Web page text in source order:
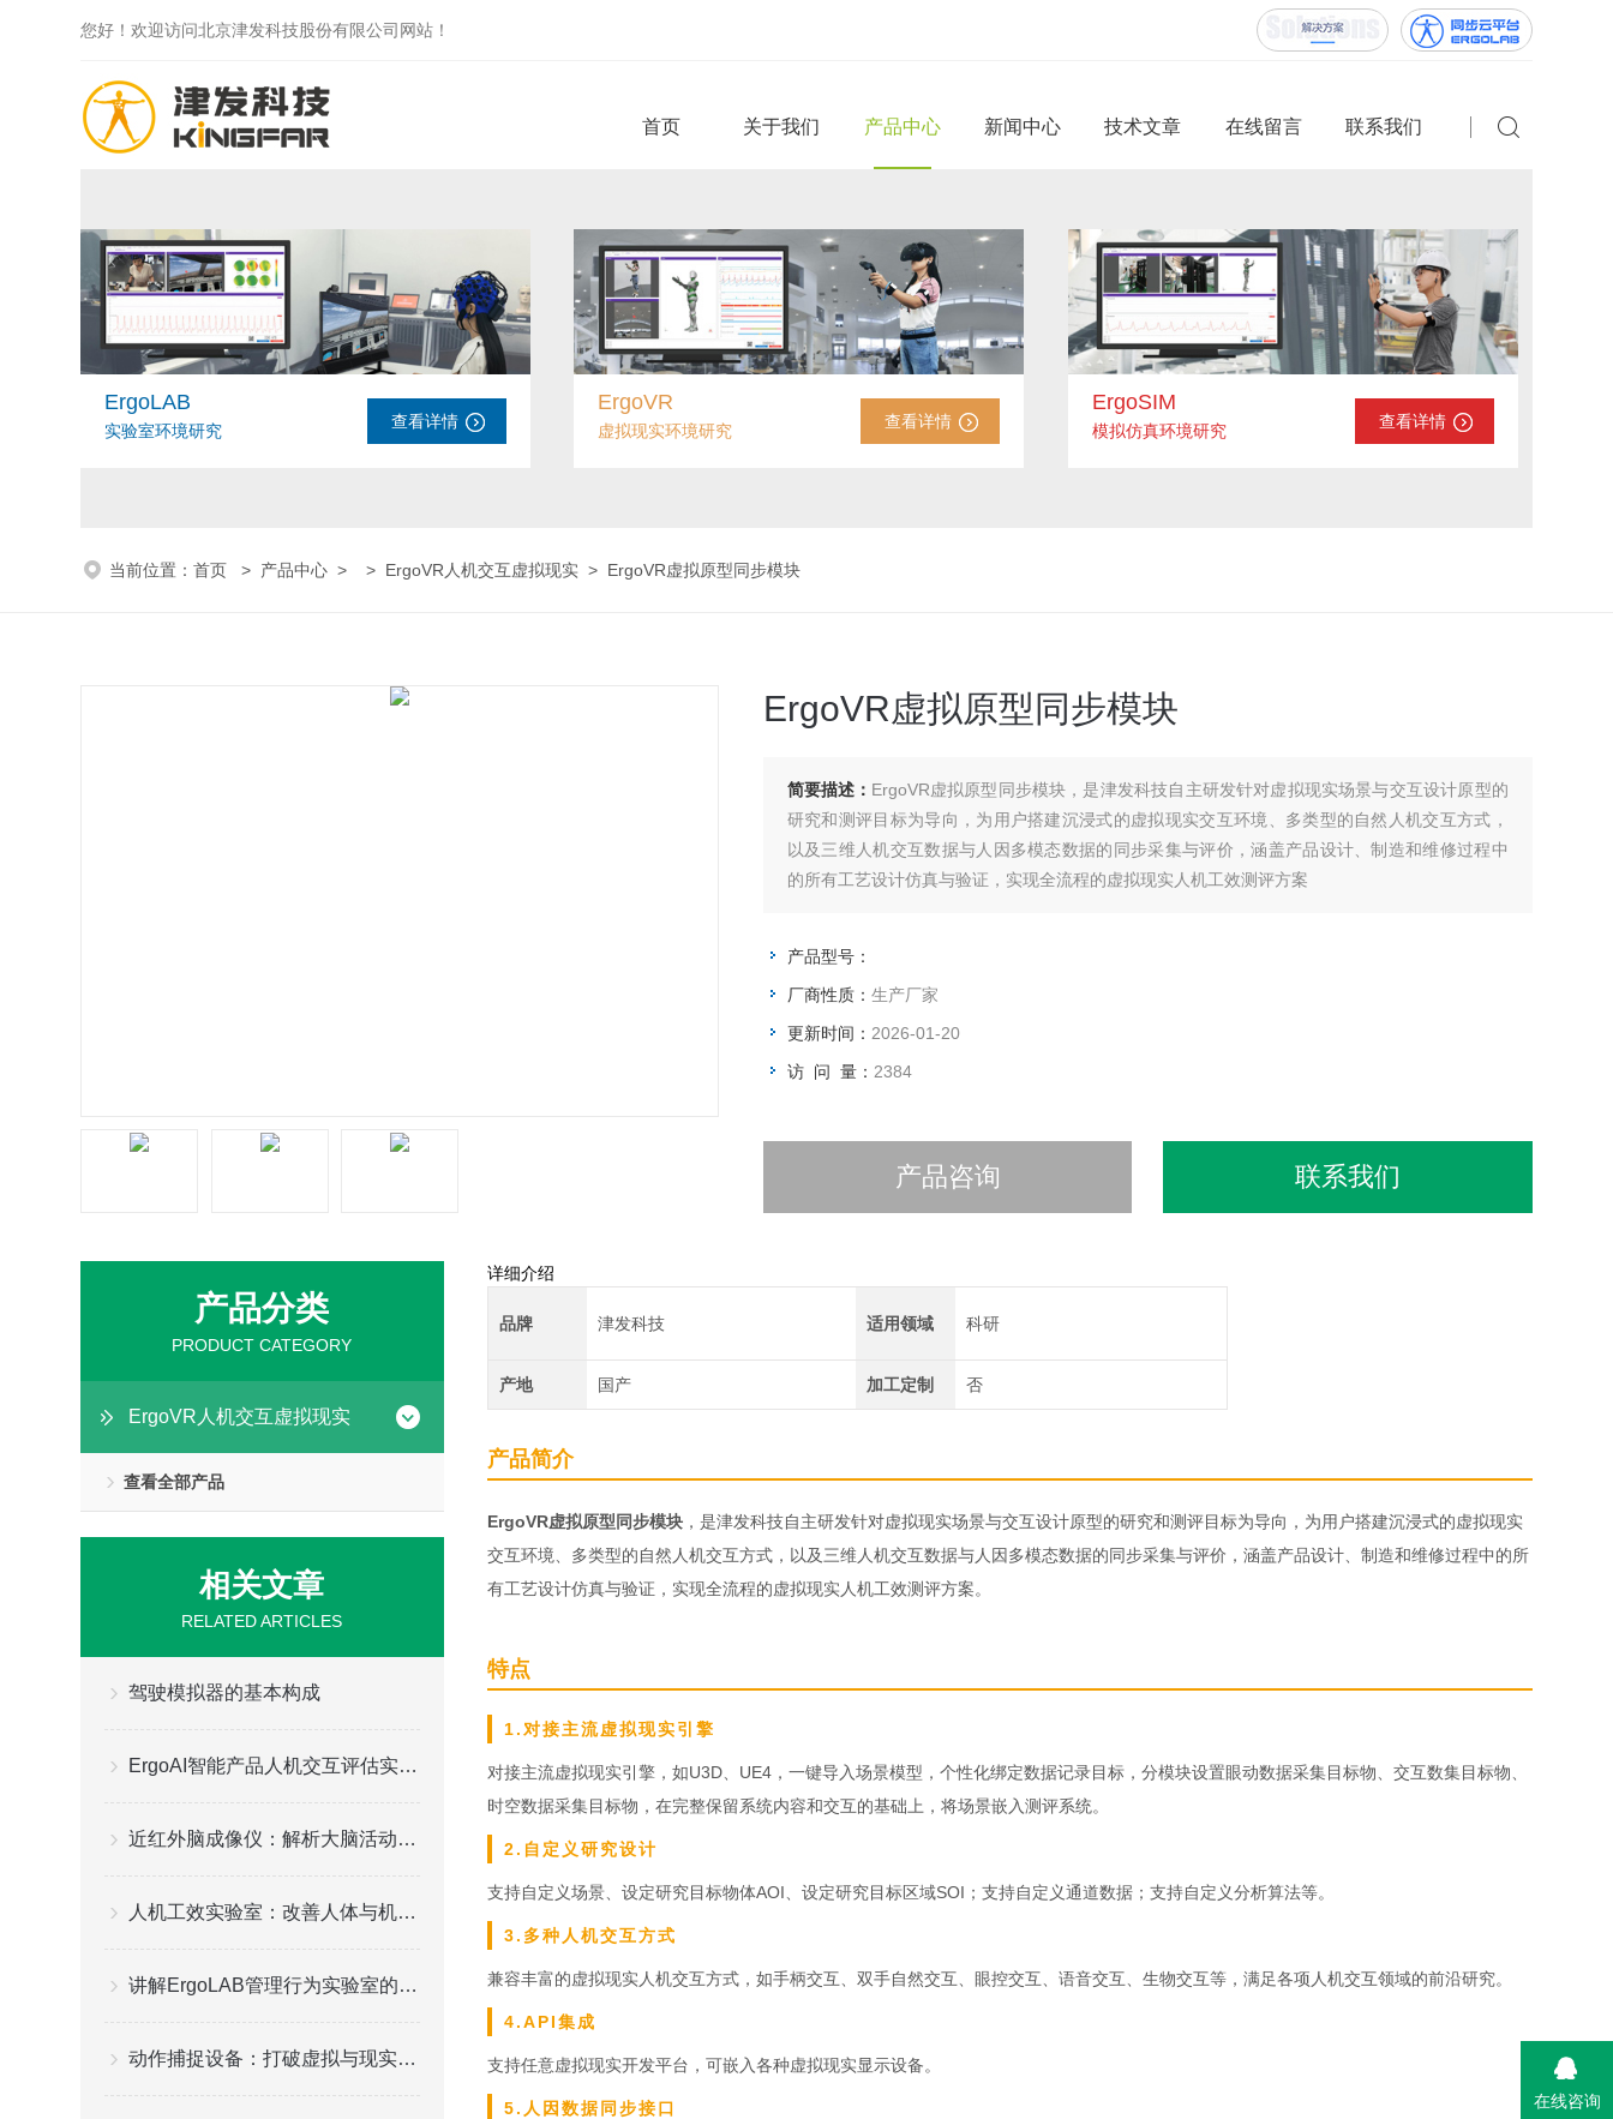
您好！欢迎访问北京津发科技股份有限公司网站！
首页 关于我们 产品中心 新闻中心 技术文章 在线留言 联系我们
ErgoLAB
实验室环境研究 查看详情
ErgoVR
虚拟现实环境研究 查看详情
ErgoSIM
模拟仿真环境研究 查看详情
当前位置：首页 > 产品中心 > > ErgoVR人机交互虚拟现实 > ErgoVR虚拟原型同步模块
ErgoVR虚拟原型同步模块
简要描述： ErgoVR虚拟原型同步模块，是津发科技自主研发针对虚拟现实场景与交互设计原型的
研究和测评目标为导向，为用户搭建沉浸式的虚拟现实交互环境、多类型的自然人机交互方式，
以及三维人机交互数据与人因多模态数据的同步采集与评价，涵盖产品设计、制造和维修过程中
的所有工艺设计仿真与验证，实现全流程的虚拟现实人机工效测评方案
产品型号：
厂商性质： 生产厂家
更新时间： 2026-01-20
访 问 量： 2384
产品咨询 联系我们
产品分类
PRODUCT CATEGORY
ErgoVR人机交互虚拟现实
查看全部产品
相关文章
RELATED ARTICLES
驾驶模拟器的基本构成
ErgoAI智能产品人机交互评估实验室功能应用情况分析
近红外脑成像仪：解析大脑活动的神奇窗口
人机工效实验室：改善人体与机器的交互体验
讲解ErgoLAB管理行为实验室的建设方案
动作捕捉设备：打破虚拟与现实的界限
详细介绍
品牌 津发科技 适用领域 科研
产地 国产 加工定制 否
产品简介
ErgoVR虚拟原型同步模块，是津发科技自主研发针对虚拟现实场景与交互设计原型的研究和测评目标为导向，为用户搭建沉浸式的虚拟现实
交互环境、多类型的自然人机交互方式，以及三维人机交互数据与人因多模态数据的同步采集与评价，涵盖产品设计、制造和维修过程中的所
有工艺设计仿真与验证，实现全流程的虚拟现实人机工效测评方案。
特点
1.对接主流虚拟现实引擎
对接主流虚拟现实引擎，如U3D、UE4，一键导入场景模型，个性化绑定数据记录目标，分模块设置眼动数据采集目标物、交互数集目标物、
时空数据采集目标物，在完整保留系统内容和交互的基础上，将场景嵌入测评系统。
2.自定义研究设计
支持自定义场景、设定研究目标物体AOI、设定研究目标区域SOI；支持自定义通道数据；支持自定义分析算法等。
3.多种人机交互方式
兼容丰富的虚拟现实人机交互方式，如手柄交互、双手自然交互、眼控交互、语音交互、生物交互等，满足各项人机交互领域的前沿研究。
4.API集成
支持任意虚拟现实开发平台，可嵌入各种虚拟现实显示设备。
5.人因数据同步接口 在线咨询